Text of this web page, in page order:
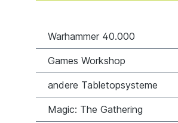
Warhammer 40.000
Games Workshop
andere Tabletopsysteme
Magic: The Gathering